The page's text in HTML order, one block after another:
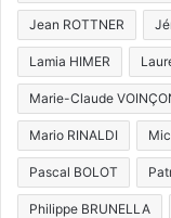
Jean ROTTNER
Lamia HIMER
Marie-Claude
Mario RINALDI
Pascal BOLOT
Philippe BRUNELLA